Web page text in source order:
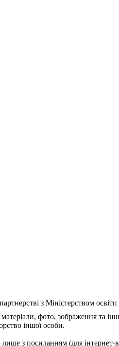
з Міністерством
фото, зображення та
іншої особи.
лише з посиланням (для